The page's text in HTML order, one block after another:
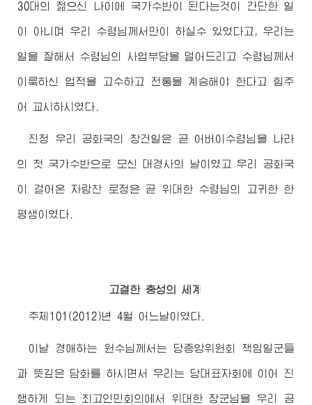
30대의 젊으신 나이에 국가수반이 된다는것이 간단한 일
이 아니며 우리 수령님께서 만이 하실수 있었다고, 우리는
일을 잘해서 수령님의 사업부담을 덜어드리고 수령님께서
이룩하신 업적을 고수하고 전통을 계승해야 한다고 힘주
어 교시하시였다.
진정 우리 공화국의 창건일은 곧 어버이 수령님을 나라
의 첫 국가수반으로 모신 대경사의 날이였고 우리 공화국
이 걸어온 자랑찬 로정은 곧 위대한 수령님 의 고귀한 한
평생이였다.
고결한 충성의 세계
주체101(2012)년 4월 어느날이였다.
이날 경애하는 원수님께서 는 당중앙위원회 책임일군들
과 뜻깊은 담화를 하시면서 우리는 당대표자회에 이어 진
행하게 되는 최고인민회의에서 위대한 장군님을 우리 공